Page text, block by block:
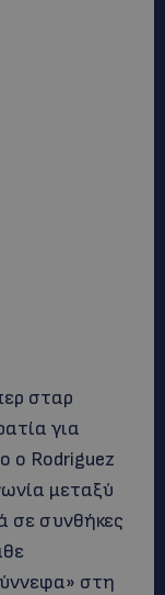
σταρ
για
ο Rodriguez
μεταξύ
σε συνθήκες
στη